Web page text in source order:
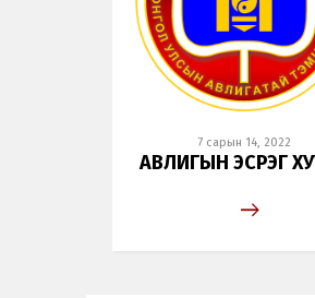
7 сарын 14, 2022
АВЛИГЫН ЭСРЭГ